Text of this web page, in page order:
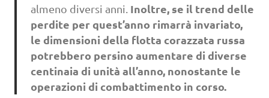
almeno diversi anni. Inoltre, se il trend delle
perdite per quest’anno rimarrà invariato,
le dimensioni della flotta corazzata russa
potrebbero persino aumentare di diverse
centinaia di unità all’anno, nonostante le
operazioni di combattimento in corso.